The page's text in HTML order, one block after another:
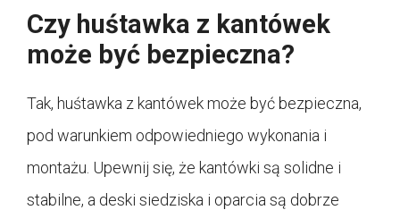
Czy huśtawka z kantówek
może być bezpieczna?
Tak, huśtawka z kantówek może być bezpieczna,
pod warunkiem odpowiedniego wykonania i
montażu. Upewnij się, że kantówki są solidne i
stabilne, a deski siedziska i oparcia są dobrze